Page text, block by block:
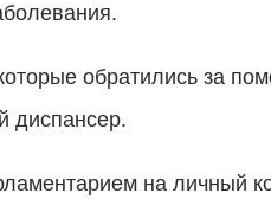
обратились за
диспансер.
на личный